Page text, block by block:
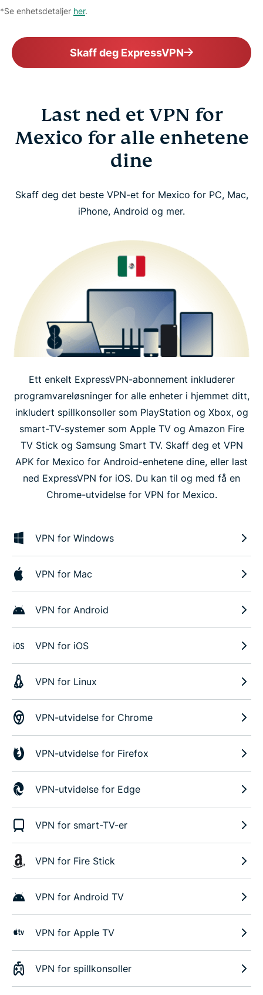
*Se enhetsdetaljer her.
Skaff deg ExpressVPN
Last ned et VPN for
Mexico for alle enhetene
dine
Skaff deg det beste VPN-et for Mexico for PC, Mac,
iPhone, Android og mer.
Ett enkelt ExpressVPN-abonnement inkluderer
programvareløsninger for alle enheter i hjemmet ditt,
inkludert spillkonsoller som PlayStation og Xbox, og
smart-TV-systemer som Apple TV og Amazon Fire
TV Stick og Samsung Smart TV. Skaff deg et VPN
APK for Mexico for Android-enhetene dine, eller last
ned ExpressVPN for iOS. Du kan til og med få en
Chrome-utvidelse for VPN for Mexico.
VPN for Windows
VPN for Mac
VPN for Android
VPN for iOS
VPN for Linux
VPN-utvidelse for Chrome
VPN-utvidelse for Firefox
VPN-utvidelse for Edge
VPN for smart-TV-er
VPN for Fire Stick
VPN for Android TV
VPN for Apple TV
VPN for spillkonsoller